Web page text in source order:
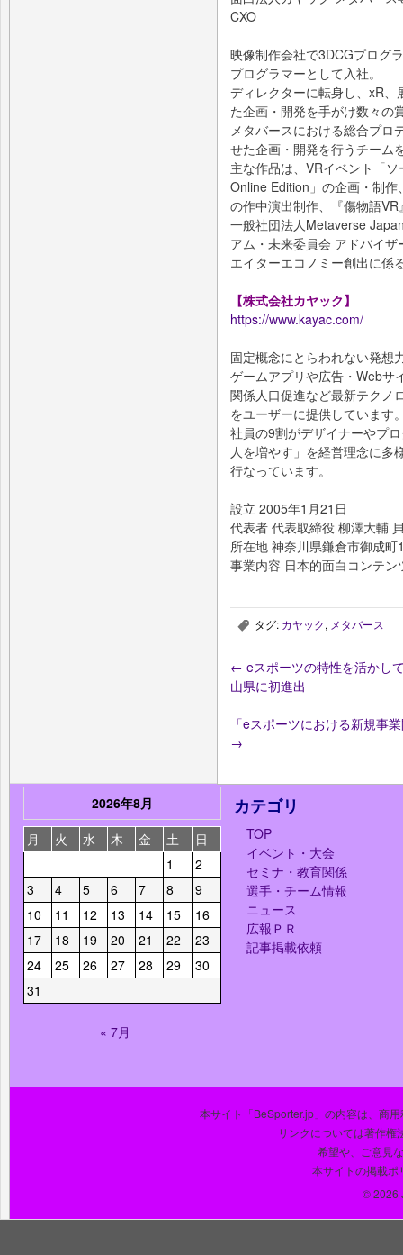
CXO
映像制作会社で3DCGプログ
プログラマーとして入社。
ディレクターに転身し、xR
た企画・開発を手がけ数々の
メタバースにおける総合プロ
せた企画・開発を行うチーム
主な作品は、VRイベント「
Online Edition」の企画・制
の作中演出制作、『傷物語
一般社団法人Metaverse
アム・未来委員会 アドバイ
エイターエコノミー創出に係
【株式会社カヤック】
https://www.kayac.com/
固定概念にとらわれない発想
ゲームアプリや広告・Webサ
関係人口促進など最新テクノ
をユーザーに提供しています
社員の9割がデザイナーやプ
人を増やす」を経営理念に多
行なっています。
設立 2005年1月21日
代表者 代表取締役 柳澤大輔
所在地 神奈川県鎌倉市御成町
事業内容 日本的面白コンテン
, タグ: カヤック, メタバース
← eスポーツの特性を活かし
山県に初進出
「eスポーツにおける新規事
→
2026年8月
月
火 水 木 金 土
日
1
2
3
4 5 6 7 8
9
10
11 12 13 14 15
16
17
18 19 20 21 22
23
24
25 26 27 28 29
30
31
« 7月
カテゴリ
TOP
イベント・大会
セミナ・教育関係
選手・チーム情報
ニュース
広報ＰＲ
記事掲載依頼
本サイト「BeSporter.jp」の内容は、商
リンクについては著作権
希望や、ご意見
本サイトの掲載ポ
© 2026